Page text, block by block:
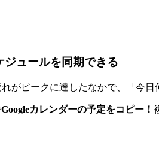
ジュールを同期できる
がピークに達したなかで、「今
Googleカレンダーの予定をコピー！